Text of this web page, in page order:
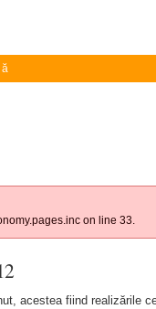
on line 33.
acestea fiind realizările